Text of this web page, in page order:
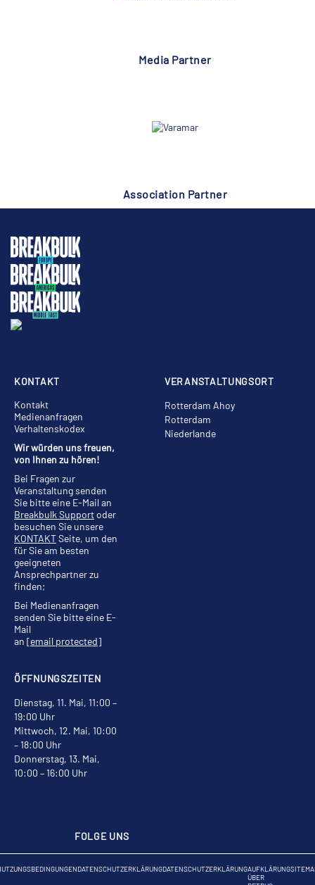
Media Partner
Association Partner
VERANSTALTUNGSORT
Rotterdam Ahoy
Rotterdam
Niederlande
ÖFFNUNGSZEITEN
Dienstag, 11. Mai, 11:00 –
19:00 Uhr
Mittwoch, 12. Mai, 10:00
– 18:00 Uhr
Donnerstag, 13. Mai,
10:00 – 16:00 Uhr
KONTAKT
Kontakt
Medienanfragen
Verhaltenskodex
Wir würden uns freuen,
von Ihnen zu hören!
Bei Fragen zur
Veranstaltung senden
Sie bitte eine E-Mail an
Breakbulk Supportoder
besuchen Sie unsere
KONTAKTSeite, um den
für Sie am besten
geeigneten
Ansprechpartner zu
finden;
Bei Medienanfragen
senden Sie bitte eine E-
Mail
an [email protected]
FOLGE UNS
DATENSCHUTZERKLÄRUNGDATENSCHUTZERKLÄRUNGAUFKLÄRUNG
ÜBER